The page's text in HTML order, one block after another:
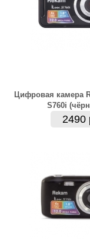
Цифровая камера
S760i
2490